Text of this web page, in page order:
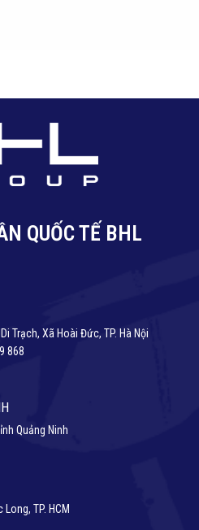
QUỐC TẾ BHL
Trạch, Xã Hoài Đức, TP. Hà Nội
868
Quảng Ninh
TP. HCM